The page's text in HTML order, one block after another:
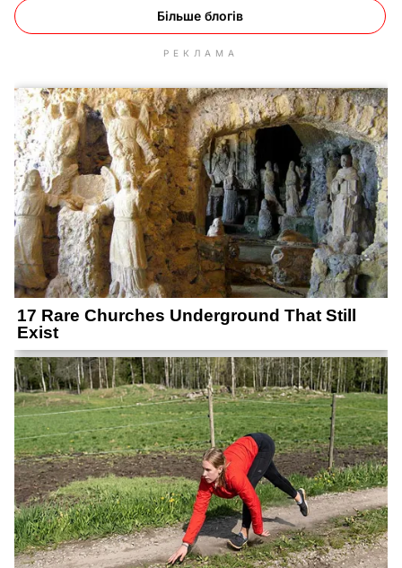
Більше блогів
РЕКЛАМА